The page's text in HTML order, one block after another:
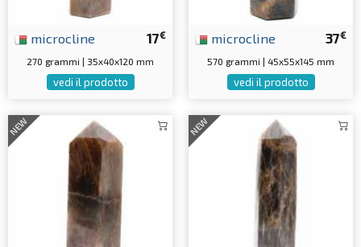
17€
microcline
270 grammi | 35x40x120 mm
vedi il prodotto
37€
microcline
570 grammi | 45x55x145 mm
vedi il prodotto
NEW NEW